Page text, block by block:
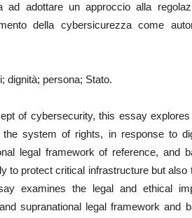
ad adottare un approccio alla
della cybersicurezza come
dignità; persona; Stato.
of cybersecurity, this essay
system of rights, in response to
legal framework of reference, and
to protect critical infrastructure but also
examines the legal and ethical
supranational legal framework and